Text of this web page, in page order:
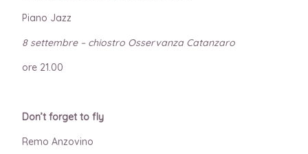
Piano Jazz
8 settembre – chiostro Osservanza Catanzaro
ore 21.00
Don’t forget to fly
Remo Anzovino